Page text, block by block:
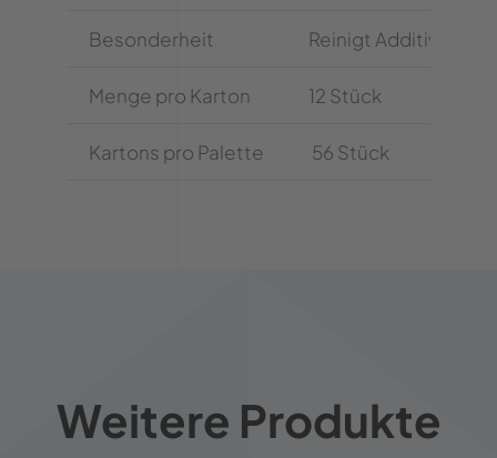
Besonderheit Reinigt Additiv ohne
Menge pro Karton 12 Stück
Kartons pro Palette 56 Stück
Weitere Produkte